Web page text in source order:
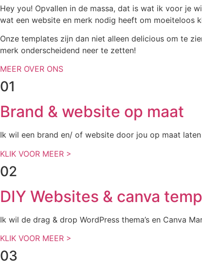
Hey you! Opvallen in de massa, dat is wat ik voor je
wat een website en merk nodig heeft om moeiteloos
Onze templates zijn dan niet alleen delicious om te
merk onderscheidend neer te zetten!
MEER OVER ONS
01
Brand & website op maat
Ik wil een brand en/ of website door jou op maat
KLIK VOOR MEER >
02
DIY Websites & canva
Ik wil de drag & drop WordPress thema’s en Canva
KLIK VOOR MEER >
03